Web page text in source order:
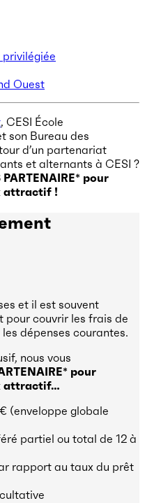
Ouest
, CESI École
son Bureau des
d’un partenariat
et alternants à CESI ?
PARTENAIRE* pour
attractif !
et il est souvent
pour couvrir les frais de
dépenses courantes.
nous vous
pour
attractif…
(enveloppe globale
partiel ou total de 12 à
rapport au taux du prêt